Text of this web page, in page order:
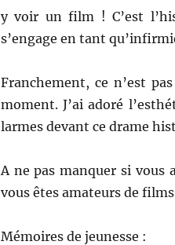
y voir un film ! C’est
s’engage en tant
Franchement, ce n’est
moment. J’ai adoré
larmes devant ce drame
A ne pas manquer si
vous êtes amateurs de
Mémoires de jeunesse :